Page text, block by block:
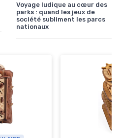
Voyage ludique au cœur des
parks : quand les jeux de
société subliment les parcs
nationaux